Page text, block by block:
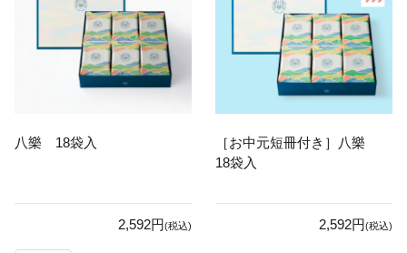
八樂 18袋入
2,592円(税込)
［お中元短冊付き］八樂
18袋入
2,592円(税込)